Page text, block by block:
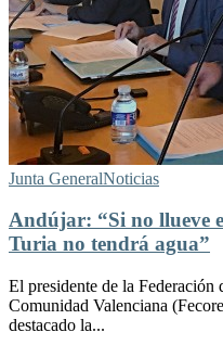
Junta GeneralNoticias
Andújar: “Si no llueve
Turia no tendrá agua”
El presidente de la Federación
Comunidad Valenciana
destacado la...